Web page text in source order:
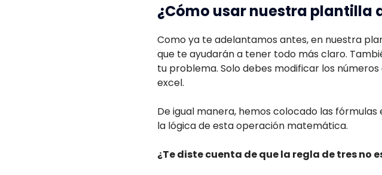
¿Cómo usar nuestra plantilla
Como ya te adelantamos antes, en nuestra
que te ayudarán a tener todo más claro.
tu problema. Solo debes modificar los números
excel.
De igual manera, hemos colocado las
la lógica de esta operación matemática.
¿Te diste cuenta de que la regla de tres no